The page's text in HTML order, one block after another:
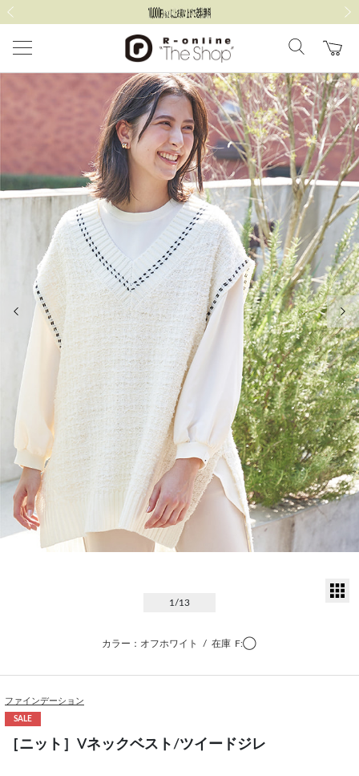
前の画像 次
1 /13
カラー：オフホワイト / 在庫 F:◯
ファインデーション
SALE
［ニット］Vネックベスト/ツイードジレ